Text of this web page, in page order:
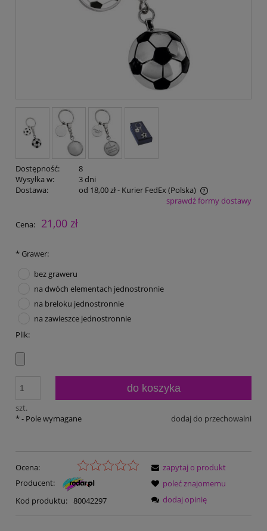
Dostępność:
8
Wysyłka w:
3 dni
Dostawa:
od 18,00 zł- Kurier FedEx(Polska)
Cena nie zawiera ewentualnych kosztów płatnościsprawdź formy dostawy
Cena: 21,00 zł
* Grawer:
bez graweru
na dwóch elementach jednostronnie
na breloku jednostronnie
na zawieszce jednostronnie
Plik:
szt.
do koszyka
dodaj do przechowalni
*- Pole wymagane
Ocena:
Producent:
Kod produktu: 80042297
zapytaj o produkt
poleć znajomemu
dodaj opinię